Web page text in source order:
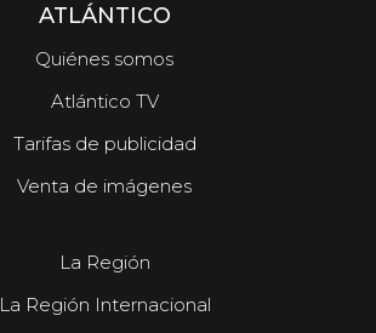
ATLÁNTICO
Quiénes somos
Atlántico TV
Tarifas de publicidad
Venta de imágenes
La Región
La Región Internacional